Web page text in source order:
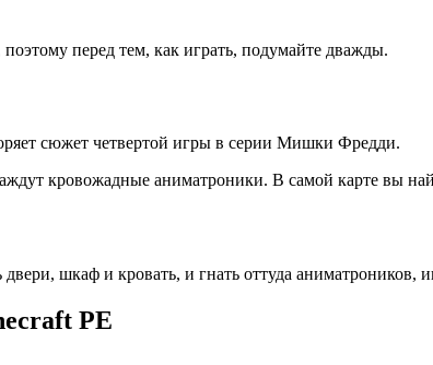
перед тем, как играть, подумайте дважды.
сюжет четвертой игры в серии Мишки Фредди.
кровожадные аниматроники. В самой карте вы
шкаф и кровать, и гнать оттуда аниматроников,
PE